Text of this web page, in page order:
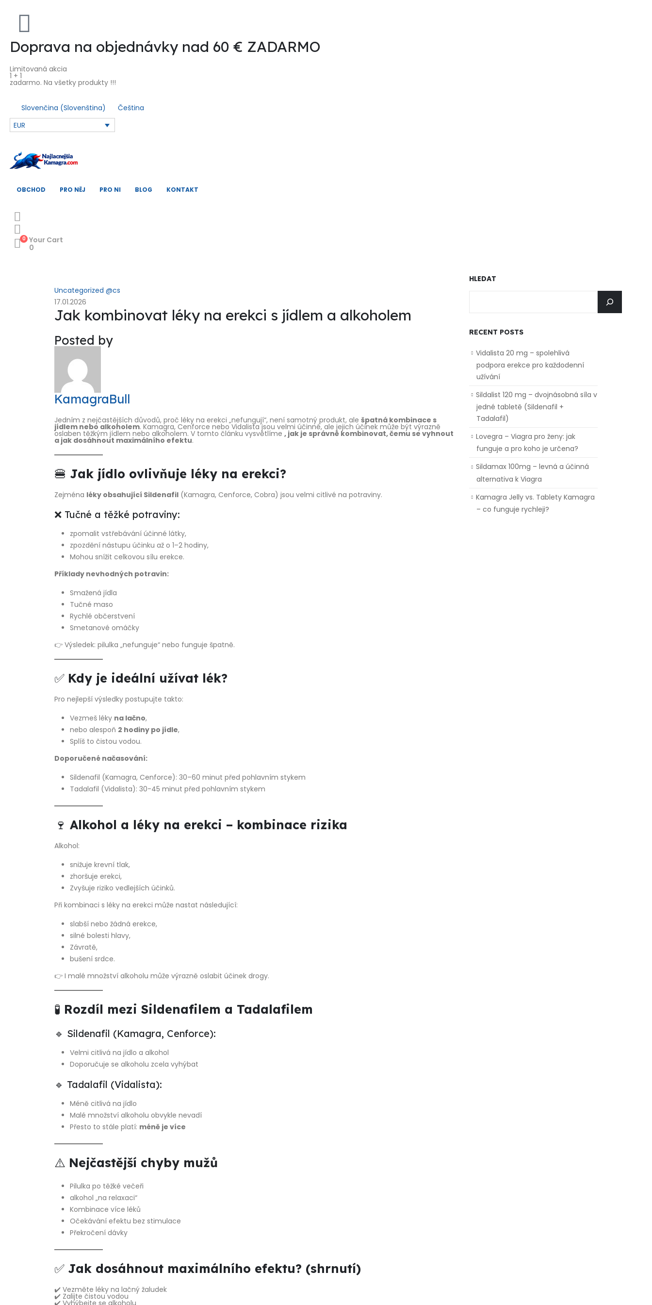
Doprava na objednávky nad 60 € ZADARMO
Limitovaná akcia
1 + 1
zadarmo. Na všetky produkty !!!
Slovenčina (Slovenština)
Čeština
EUR
OBCHOD PRO NĚJ PRO NI BLOG KONTAKT
0 Your Cart
0
Uncategorized @cs
17.01.2026
Jak kombinovat léky na erekci s jídlem a alkoholem
Posted by
KamagraBull
Jedním z nejčastějších důvodů, proč léky na erekci „nefungují“, není samotný produkt, ale špatná kombinace s
jídlem nebo alkoholem. Kamagra, Cenforce nebo Vidalista jsou velmi účinné, ale jejich účinek může být výrazně
oslaben těžkým jídlem nebo alkoholem. V tomto článku vysvětlíme , jak je správně kombinovat, čemu se vyhnout
a jak dosáhnout maximálního efektu.
🍔 Jak jídlo ovlivňuje léky na erekci?
Zejména léky obsahující Sildenafil (Kamagra, Cenforce, Cobra) jsou velmi citlivé na potraviny.
❌ Tučné a těžké potraviny:
zpomalit vstřebávání účinné látky,
zpozdění nástupu účinku až o 1–2 hodiny,
Mohou snížit celkovou sílu erekce.
Příklady nevhodných potravin:
Smažená jídla
Tučné maso
Rychlé občerstvení
Smetanové omáčky
👉 Výsledek: pilulka „nefunguje“ nebo funguje špatně.
✅ Kdy je ideální užívat lék?
Pro nejlepší výsledky postupujte takto:
Vezmeš léky na lačno,
nebo alespoň 2 hodiny po jídle,
Splíš to čistou vodou.
Doporučené načasování:
Sildenafil (Kamagra, Cenforce): 30–60 minut před pohlavním stykem
Tadalafil (Vidalista): 30-45 minut před pohlavním stykem
🍷 Alkohol a léky na erekci – kombinace rizika
Alkohol:
snižuje krevní tlak,
zhoršuje erekci,
Zvyšuje riziko vedlejších účinků.
Při kombinaci s léky na erekci může nastat následující:
slabší nebo žádná erekce,
silné bolesti hlavy,
Závratě,
bušení srdce.
👉 I malé množství alkoholu může výrazně oslabit účinek drogy.
🧪 Rozdíl mezi Sildenafilem a Tadalafilem
🔹 Sildenafil (Kamagra, Cenforce):
Velmi citlivá na jídlo a alkohol
Doporučuje se alkoholu zcela vyhýbat
🔹 Tadalafil (Vidalista):
Méně citlivá na jídlo
Malé množství alkoholu obvykle nevadí
Přesto to stále platí: méně je více
⚠️ Nejčastější chyby mužů
Pilulka po těžké večeři
alkohol „na relaxaci“
Kombinace více léků
Očekávání efektu bez stimulace
Překročení dávky
✅ Jak dosáhnout maximálního efektu? (shrnutí)
✔️ Vezměte léky na lačný žaludek
✔️ Zalijte čistou vodou
✔️ Vyhýbejte se alkoholu
HLEDAT
RECENT POSTS
Vidalista 20 mg – spolehlivá
podpora erekce pro každodenní
užívání
Sildalist 120 mg – dvojnásobná síla v
jedné tabletě (Sildenafil +
Tadalafil)
Lovegra – Viagra pro ženy: jak
funguje a pro koho je určena?
Sildamax 100mg – levná a účinná
alternativa k Viagra
Kamagra Jelly vs. Tablety Kamagra
– co funguje rychleji?